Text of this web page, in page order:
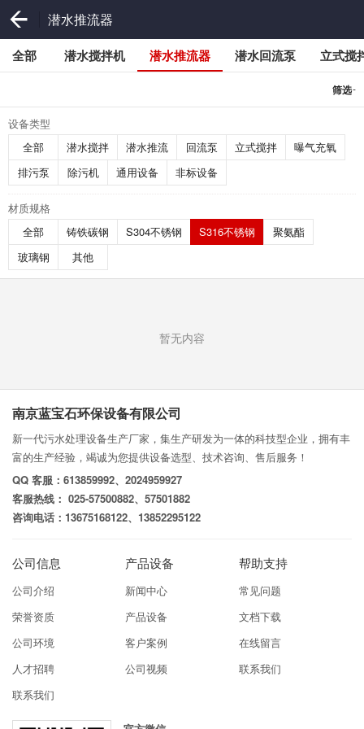
潜水推流器
全部 潜水搅拌机 潜水推流器 潜水回流泵 立式搅
筛选-
设备类型
全部
潜水搅拌 潜水推流 回流泵 立式搅拌
曝气充氧
排污泵
除污机 通用设备 非标设备
材质规格
全部
铸铁碳钢 S304不锈钢 S316不锈钢
聚氨酯
玻璃钢
其他
暂无内容
南京蓝宝石环保设备有限公司
新一代污水处理设备生产厂家，集生产研发为一体的科技型企业，拥有丰
富的生产经验，竭诚为您提供设备选型、技术咨询、售后服务！
QQ 客服：613859992、2024959927
客服热线： 025-57500882、57501882
咨询电话：13675168122、13852295122
公司信息
公司介绍
荣誉资质
公司环境
人才招聘
联系我们
产品设备
新闻中心
产品设备
客户案例
公司视频
帮助支持
常见问题
文档下载
在线留言
联系我们